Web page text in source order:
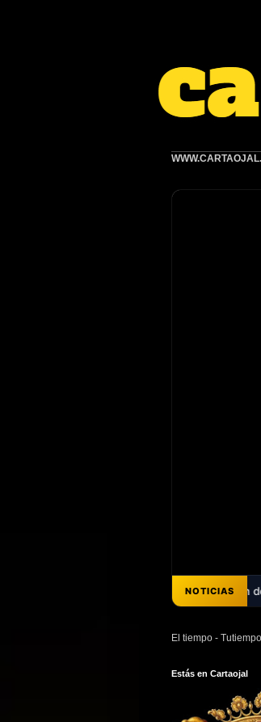
NOTICIAS
escuchar el pregón de Ana Belén
El tiempo -
Estás en Cartaojal